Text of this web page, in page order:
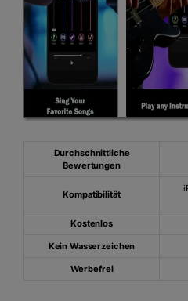
Durchschnittliche
Bewertungen
Kompatibilität
Kostenlos
Kein Wasserzeichen
Werbefrei